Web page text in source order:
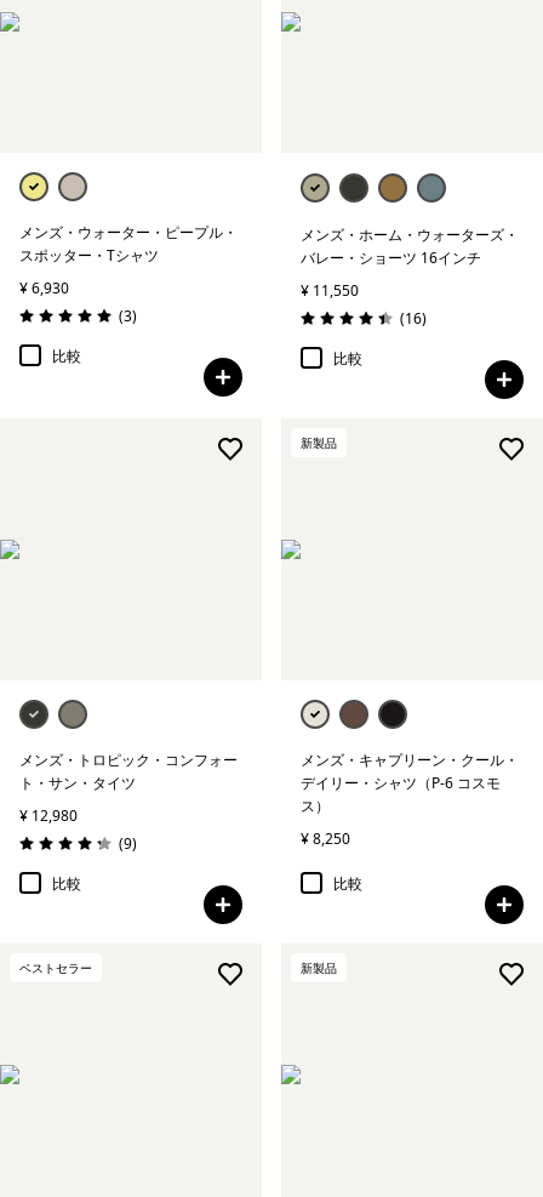
メンズ・ウォーター・ピープル・
スポッター・Tシャツ
¥ 6,930
評価: 5.0 / 5
(3レビュー
)
比較
メンズ・ホーム・ウォーターズ・
バレー・ショーツ 16インチ
¥ 11,550
評価: 4.4 / 5
(16レビュー
)
比較
メンズ・トロピック・コンフォー
ト・サン・タイツ
¥ 12,980
評価: 4.2 / 5
(9レビュー
)
比較
新製品
メンズ・キャプリーン・クール・
デイリー・シャツ（P-6 コスモ
ス）
¥ 8,250
比較
ベストセラー 新製品